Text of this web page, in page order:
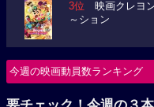
3位 映画クレヨ
～ション
今週の映画動員数ランキング